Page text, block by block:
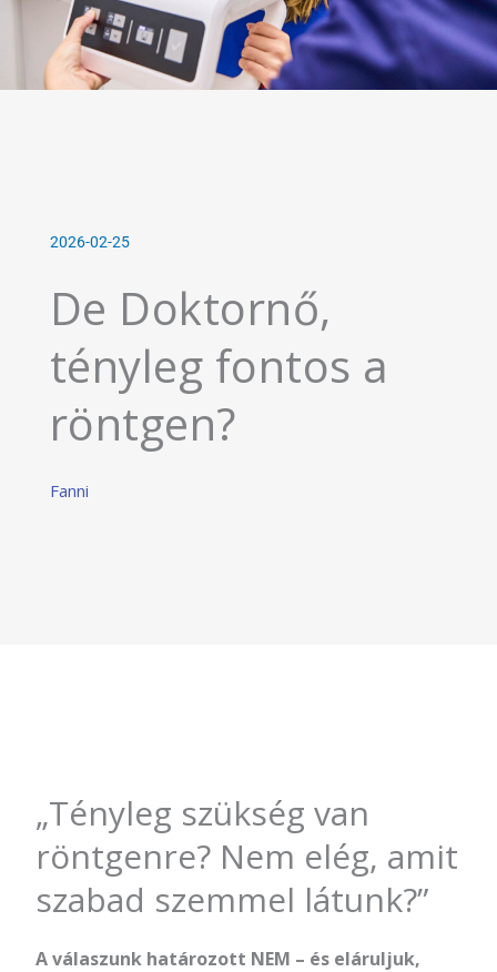
2026-02-25
De Doktornő,
tényleg fontos a
röntgen?
Fanni
„Tényleg szükség van
röntgenre? Nem elég, amit
szabad szemmel látunk?”
A válaszunk határozott NEM – és eláruljuk,